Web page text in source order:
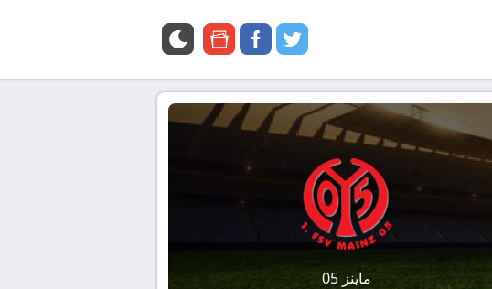
twitter
facebook
google
ماينز 05